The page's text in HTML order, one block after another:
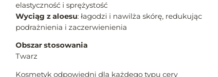
elastyczność i sprężystość
Wyciąg z aloesu: łagodzi i nawilża skórę, redukując
podrażnienia i zaczerwienienia
Obszar stosowania
Twarz
Kosmetyk odpowiedni dla każdego typu cery